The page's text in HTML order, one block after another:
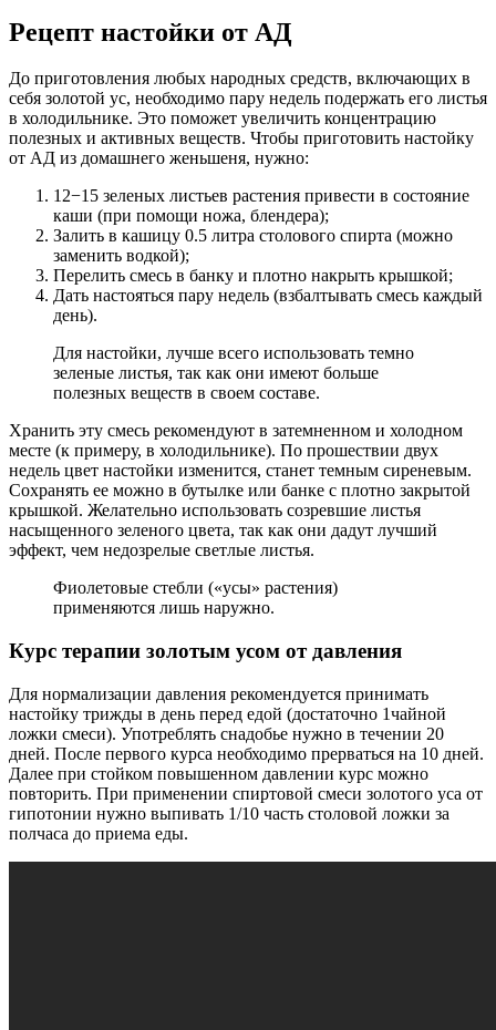
Рецепт настойки от АД
До приготовления любых народных средств, включающих в
себя золотой ус, необходимо пару недель подержать его листья
в холодильнике. Это поможет увеличить концентрацию
полезных и активных веществ. Чтобы приготовить настойку
от АД из домашнего женьшеня, нужно:
12−15 зеленых листьев растения привести в состояние
каши (при помощи ножа, блендера);
Залить в кашицу 0.5 литра столового спирта (можно
заменить водкой);
Перелить смесь в банку и плотно накрыть крышкой;
Дать настояться пару недель (взбалтывать смесь каждый
день).
Для настойки, лучше всего использовать темно
зеленые листья, так как они имеют больше
полезных веществ в своем составе.
Хранить эту смесь рекомендуют в затемненном и холодном
месте (к примеру, в холодильнике). По прошествии двух
недель цвет настойки изменится, станет темным сиреневым.
Сохранять ее можно в бутылке или банке с плотно закрытой
крышкой. Желательно использовать созревшие листья
насыщенного зеленого цвета, так как они дадут лучший
эффект, чем недозрелые светлые листья.
Фиолетовые стебли («усы» растения)
применяются лишь наружно.
Курс терапии золотым усом от давления
Для нормализации давления рекомендуется принимать
настойку трижды в день перед едой (достаточно 1чайной
ложки смеси). Употреблять снадобье нужно в течении 20
дней. После первого курса необходимо прерваться на 10 дней.
Далее при стойком повышенном давлении курс можно
повторить. При применении спиртовой смеси золотого уса от
гипотонии нужно выпивать 1/10 часть столовой ложки за
полчаса до приема еды.